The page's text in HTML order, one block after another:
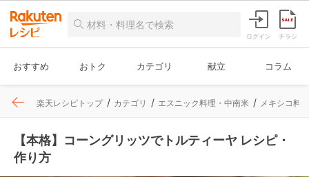
ログイン チラシ
おすすめ おトク カテゴリ 献立 コラム
楽天レシピトップ カテゴリ エスニック料理・中南米 メキシコ料理
【本格】コーングリッツでトルティーヤ レシピ・
作り方